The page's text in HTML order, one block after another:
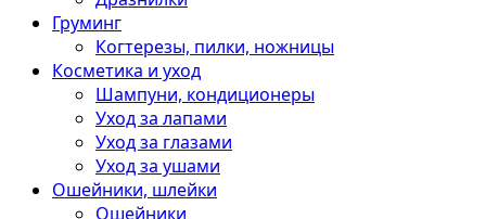
Груминг
Когтерезы, пилки, ножницы
Косметика и уход
Шампуни, кондиционеры
Уход за лапами
Уход за глазами
Уход за ушами
Ошейники, шлейки
Ошейники